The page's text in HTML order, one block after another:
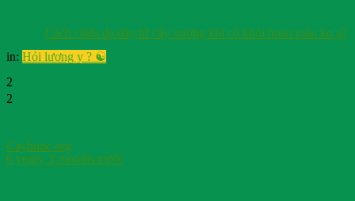
Cách chữa dạ dày từ cây xương khỉ có khỏi hoàn toàn ko ạ?
in: Hỏi lương y ? ☯️
2
2
Cayhuoc org
6 years, 3 months trước